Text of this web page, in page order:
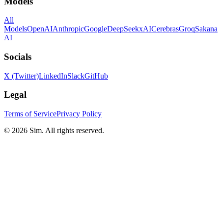
All
ModelsOpenAIAnthropicGoogleDeepSeekxAICerebrasGroqSakana
AI
Socials
X (Twitter)LinkedInSlackGitHub
Legal
Terms of ServicePrivacy Policy
© 2026 Sim. All rights reserved.